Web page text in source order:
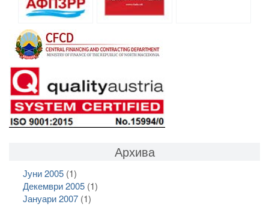
Архива
Јуни 2005(1)
Декември 2005(1)
Јануари 2007(1)